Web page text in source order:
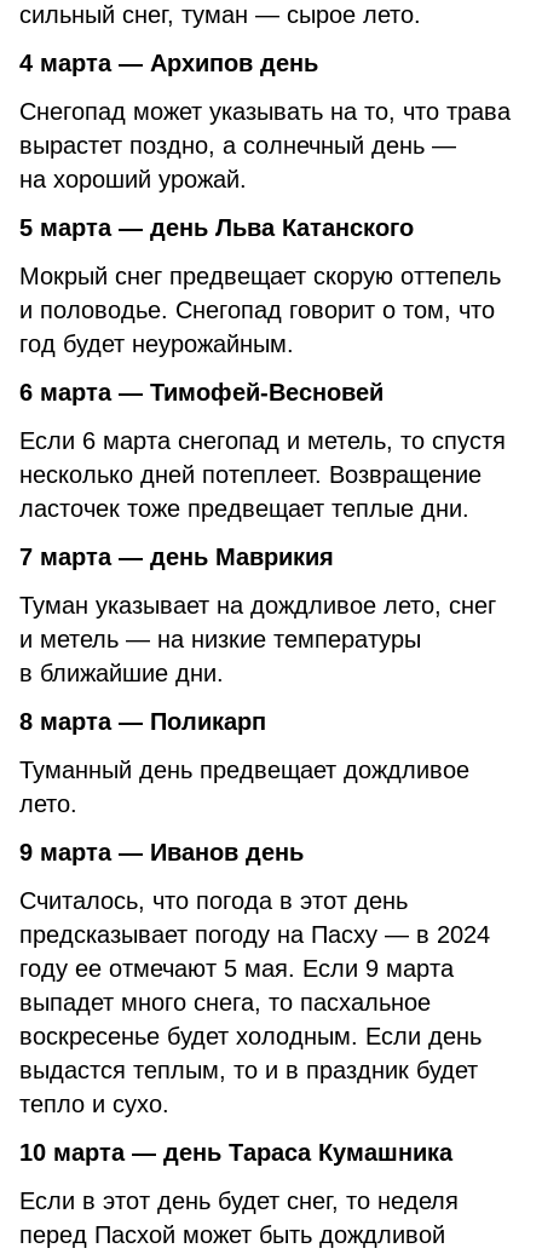
сильный снег, туман — сырое лето.
4 марта — Архипов день
Снегопад может указывать на то, что трава
вырастет поздно, а солнечный день —
на хороший урожай.
5 марта — день Льва Катанского
Мокрый снег предвещает скорую оттепель
и половодье. Снегопад говорит о том, что
год будет неурожайным.
6 марта — Тимофей-Весновей
Если 6 марта снегопад и метель, то спустя
несколько дней потеплеет. Возвращение
ласточек тоже предвещает теплые дни.
7 марта — день Маврикия
Туман указывает на дождливое лето, снег
и метель — на низкие температуры
в ближайшие дни.
8 марта — Поликарп
Туманный день предвещает дождливое
лето.
9 марта — Иванов день
Считалось, что погода в этот день
предсказывает погоду на Пасху — в 2024
году ее отмечают 5 мая. Если 9 марта
выпадет много снега, то пасхальное
воскресенье будет холодным. Если день
выдастся теплым, то и в праздник будет
тепло и сухо.
10 марта — день Тараса Кумашника
Если в этот день будет снег, то неделя
перед Пасхой может быть дождливой